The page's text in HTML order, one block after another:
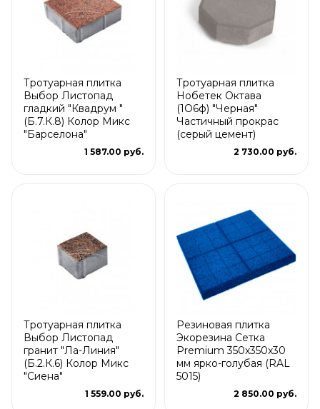
Тротуарная плитка
Выбор Листопад
гладкий "Квадрум "
(Б.7.К.8) Колор Микс
"Барселона"
1 587.00 руб.
Тротуарная плитка
Нобетек Октава
(1О6ф) "Черная"
Частичный прокрас
(серый цемент)
2 730.00 руб.
Тротуарная плитка
Выбор Листопад
гранит "Ла-Линия"
(Б.2.К.6) Колор Микс
"Сиена"
1 559.00 руб.
Резиновая плитка
Экорезина Сетка
Premium 350x350x30
мм ярко-голубая (RAL
5015)
2 850.00 руб.